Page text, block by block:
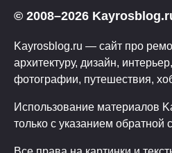
© 2008–2026
Kayrosblog.ru — сайт про
архитектуру, дизайн,
фотографии, путешествия,
Использование материалов
только с указанием обратной